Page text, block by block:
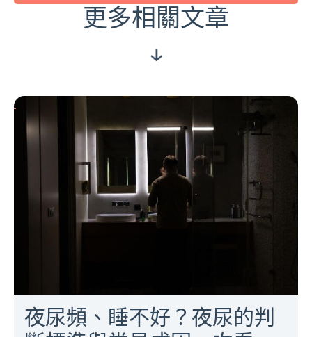
更多相關文章
夜尿頻、睡不好？夜尿的判